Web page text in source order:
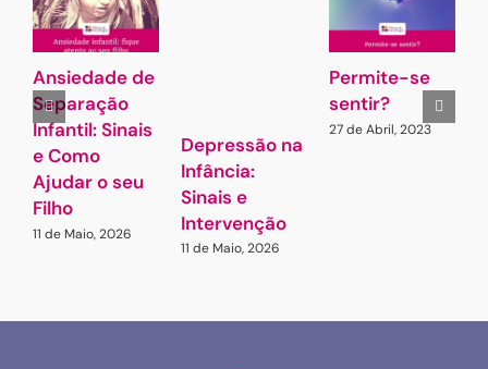
Ansiedade de
Separação
Infantil: Sinais
e Como
Ajudar o seu
Filho
11 de Maio, 2026
Depressão na
Infância:
Sinais e
Intervenção
11 de Maio, 2026
Permite-se
sentir?
27 de Abril, 2023